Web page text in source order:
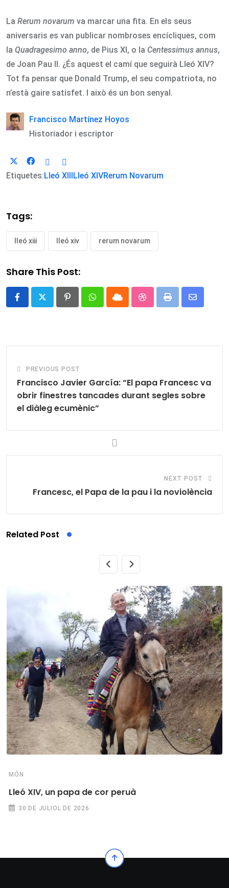
La Rerum novarum va marcar una fita. En els seus
aniversaris es van publicar nombroses encícliques, com
la Quadragesimo anno, de Pius XI, o la Centessimus annus,
de Joan Pau II. ¿És aquest el camí que seguirà Lleó XIV?
Tot fa pensar que Donald Trump, el seu compatriota, no
n’està gaire satisfet. I això és un bon senyal.
Francisco Martínez Hoyos
Historiador i escriptor
Etiquetes:Lleó XIIILleó XIVRerum Novarum
Tags:
lleó xiii lleó xiv rerum novarum
Share This Post:
PinterestWhatsappCloud StumbleUpon
Print
Share
PREVIOUS POST
Francisco Javier García: “El papa Francesc va
obrir finestres tancades durant segles sobre
el diàleg ecumènic”
NEXT POST
Francesc, el Papa de la pau i la noviolència
Related Post
MÓN
Lleó XIV, un papa de cor peruà
30 DE JULIOL DE 2026